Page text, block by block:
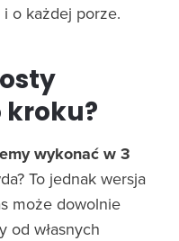
o każdej porze.
wykonać w 3
To jednak wersja
może dowolnie
od własnych